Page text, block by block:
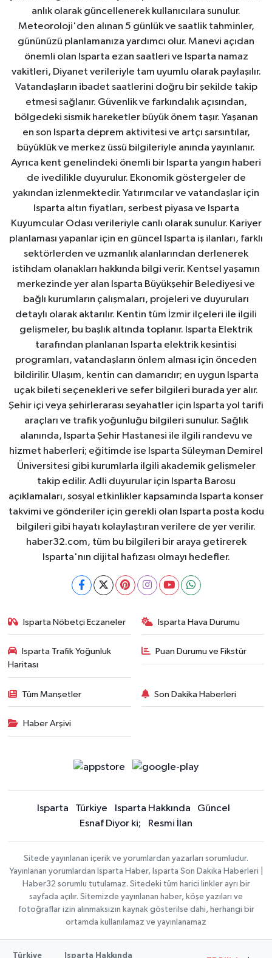
anlık olarak güncellenerek kullanıcılara sunulur.
Meteoroloji'den alınan 5 günlük ve saatlik tahminler,
gününüzü planlamanıza yardımcı olur. Manevi açıdan
önemli olan Isparta ezan saatleri ve Isparta namaz
vakitleri, Diyanet verileriyle tam uyumlu olarak paylaşılır.
Vatandaşların ibadet saatlerini doğru bir şekilde takip
etmesi sağlanır. Güvenlik ve farkındalık açısından,
bölgedeki sismik hareketler büyük önem taşır. Yaşanan
en son Isparta deprem aktivitesi ve artçı sarsıntılar,
büyüklük ve merkez üssü bilgileriyle anında yayınlanır.
Ayrıca kent genelindeki önemli bir Isparta yangın haberi
de ivedilikle duyurulur. Ekonomik göstergeler de
yakından izlenmektedir. Yatırımcılar ve vatandaşlar için
Isparta altın fiyatları, serbest piyasa ve Isparta
Kuyumcular Odası verileriyle canlı olarak sunulur. Kariyer
planlaması yapanlar için en güncel Isparta iş ilanları, farklı
sektörlerden ve uzmanlık alanlarından derlenerek
istihdam olanakları hakkında bilgi verir. Kentsel yaşamın
merkezinde yer alan Isparta Büyükşehir Belediyesi ve
bağlı kurumların çalışmaları, projeleri ve duyuruları
detaylı olarak aktarılır. Kentin tüm İzmir ilçeleri ile ilgili
gelişmeler, bu başlık altında toplanır. Isparta Elektrik
tarafından planlanan Isparta elektrik kesintisi
programları, vatandaşların önlem alması için önceden
bildirilir. Ulaşım, kentin can damarıdır; en uygun Isparta
uçak bileti seçenekleri ve sefer bilgileri burada yer alır.
Şehir içi veya şehirlerarası seyahatler için Isparta yol tarifi
araçları ve trafik yoğunluğu bilgileri sunulur. Sağlık
alanında, Isparta Şehir Hastanesi ile ilgili randevu ve
hizmet haberleri; eğitimde ise Isparta Süleyman Demirel
Üniversitesi gibi kurumlarla ilgili akademik gelişmeler
takip edilir. Adli duyurular için Isparta Barosu
açıklamaları, sosyal etkinlikler kapsamında Isparta konser
takvimi ve gönderiler için gerekli olan Isparta posta kodu
bilgileri gibi hayatı kolaylaştıran verilere de yer verilir.
haber32.com, tüm bu bilgileri bir araya getirerek
Isparta'nın dijital hafızası olmayı hedefler.
Isparta Nöbetçi Eczaneler Isparta Hava Durumu
Isparta Trafik Yoğunluk
Haritası
Puan Durumu ve Fikstür
Tüm Manşetler Son Dakika Haberleri
Haber Arşivi
Isparta Türkiye Isparta Hakkında
Güncel
Esnaf Diyor ki;
Resmi İlan
Sitede yayınlanan içerik ve yorumlardan yazarları sorumludur.
Yayınlanan yorumlardan Isparta Haber, Isparta Son Dakika Haberleri |
Haber32 sorumlu tutulamaz. Sitedeki tüm harici linkler ayrı bir
sayfada açılır. Sitemizde yayınlanan haber, köşe yazıları ve
fotoğraflar izin alınmaksızın kaynak gösterilse dahi, herhangi bir
ortamda kullanılamaz ve yayınlanamaz
Türkiye Isparta Hakkında